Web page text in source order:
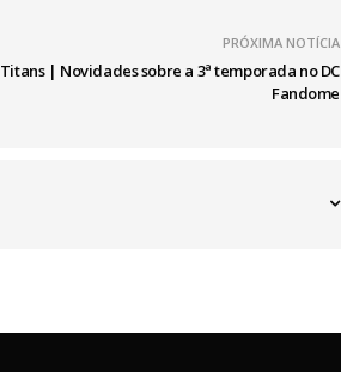
PRÓXIMA NOTÍCIA
Titans | Novidades sobre a 3ª temporada no DC
Fandome